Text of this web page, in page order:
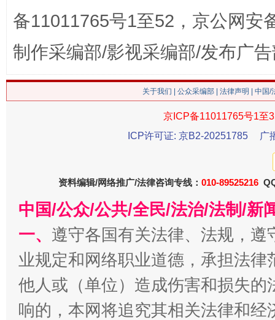
这是一记警钟！ 谢
在谋一域中谋全局
今
备11011765号1至52，京公网安
制作采编部/影视采编部/发布广
关于我们 公众采编部 法律声明 | 中国
京ICP备11011765号1至
ICP许可证: 京B2-20251785
广
资料编辑/网络推广/法律咨询专线： 010-89525216
中国/公众/公共/全民/法治/法制/新
一、 遵守各国有关法律、法规，
业规定和网络职业道德，承担法
他人或（单位）造成伤害和损失
响的，本网将追究其相关法律和